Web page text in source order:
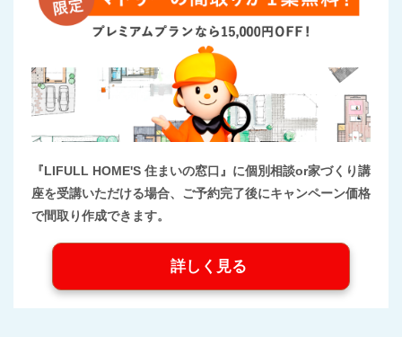
『LIFULL HOME'S 住まいの窓口』に個別相談or家づくり講
座を受講いただける場合、ご予約完了後にキャンペーン価格
で間取り作成できます。
詳しく見る